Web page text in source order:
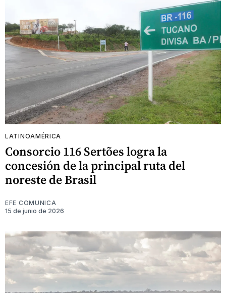
LATINOAMÉRICA
Consorcio 116 Sertões logra la
concesión de la principal ruta del
noreste de Brasil
EFE COMUNICA
15 de junio de 2026